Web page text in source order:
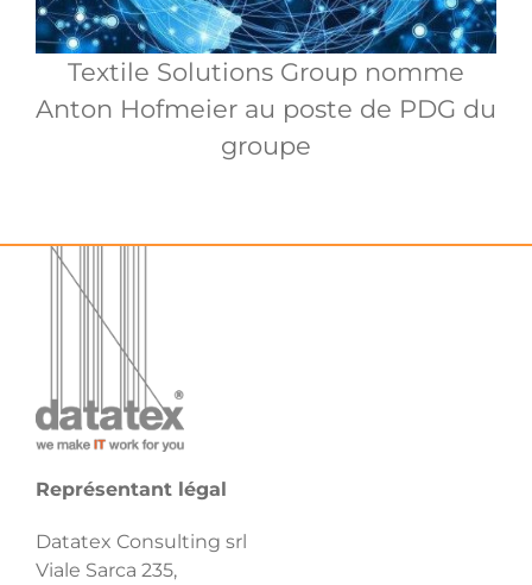
Textile Solutions Group nomme
Anton Hofmeier au poste de PDG du
groupe
Représentant légal
Datatex Consulting srl
Viale Sarca 235,